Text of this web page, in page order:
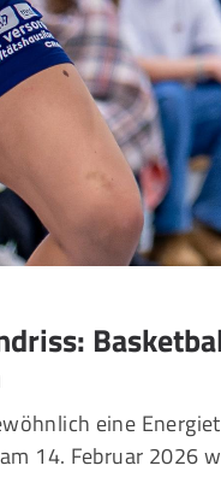
eine
14. Februar 2026